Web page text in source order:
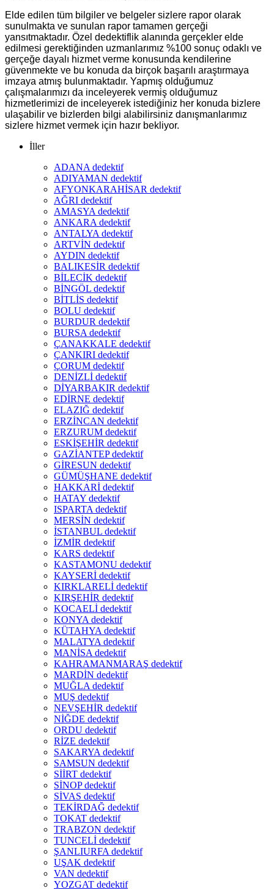
Elde edilen tüm bilgiler ve belgeler sizlere rapor olarak
sunulmakta ve sunulan rapor tamamen gerçeği
yansıtmaktadır. Özel dedektiflik alanında gerçekler elde
edilmesi gerektiğinden uzmanlarımız %100 sonuç odaklı ve
gerçeğe dayalı hizmet verme konusunda kendilerine
güvenmekte ve bu konuda da birçok başarılı araştırmaya
imzaya atmış bulunmaktadır. Yapmış olduğumuz
çalışmalarımızı da inceleyerek vermiş olduğumuz
hizmetlerimizi de inceleyerek istediğiniz her konuda bizlere
ulaşabilir ve bizlerden bilgi alabilirsiniz danışmanlarımız
sizlere hizmet vermek için hazır bekliyor.
İller
ADANA dedektif
ADIYAMAN dedektif
AFYONKARAHİSAR dedektif
AĞRI dedektif
AMASYA dedektif
ANKARA dedektif
ANTALYA dedektif
ARTVİN dedektif
AYDIN dedektif
BALIKESİR dedektif
BİLECİK dedektif
BİNGÖL dedektif
BİTLİS dedektif
BOLU dedektif
BURDUR dedektif
BURSA dedektif
ÇANAKKALE dedektif
ÇANKIRI dedektif
ÇORUM dedektif
DENİZLİ dedektif
DİYARBAKIR dedektif
EDİRNE dedektif
ELAZIĞ dedektif
ERZİNCAN dedektif
ERZURUM dedektif
ESKİŞEHİR dedektif
GAZİANTEP dedektif
GİRESUN dedektif
GÜMÜŞHANE dedektif
HAKKARİ dedektif
HATAY dedektif
ISPARTA dedektif
MERSİN dedektif
İSTANBUL dedektif
İZMİR dedektif
KARS dedektif
KASTAMONU dedektif
KAYSERİ dedektif
KIRKLARELİ dedektif
KIRŞEHİR dedektif
KOCAELİ dedektif
KONYA dedektif
KÜTAHYA dedektif
MALATYA dedektif
MANİSA dedektif
KAHRAMANMARAŞ dedektif
MARDİN dedektif
MUĞLA dedektif
MUŞ dedektif
NEVŞEHİR dedektif
NİĞDE dedektif
ORDU dedektif
RİZE dedektif
SAKARYA dedektif
SAMSUN dedektif
SİİRT dedektif
SİNOP dedektif
SİVAS dedektif
TEKİRDAĞ dedektif
TOKAT dedektif
TRABZON dedektif
TUNCELİ dedektif
ŞANLIURFA dedektif
UŞAK dedektif
VAN dedektif
YOZGAT dedektif